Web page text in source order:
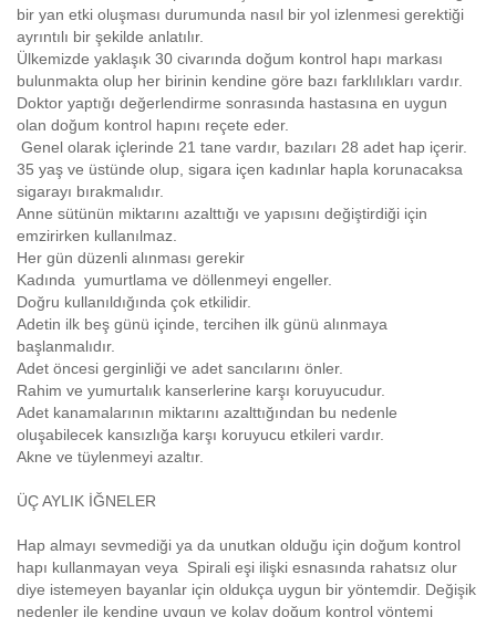
bir yan etki oluşması durumunda nasıl bir yol izlenmesi gerektiği
ayrıntılı bir şekilde anlatılır.
Ülkemizde yaklaşık 30 civarında doğum kontrol hapı markası
bulunmakta olup her birinin kendine göre bazı farklılıkları vardır.
Doktor yaptığı değerlendirme sonrasında hastasına en uygun
olan doğum kontrol hapını reçete eder.
Genel olarak içlerinde 21 tane vardır, bazıları 28 adet hap içerir.
35 yaş ve üstünde olup, sigara içen kadınlar hapla korunacaksa
sigarayı bırakmalıdır.
Anne sütünün miktarını azalttığı ve yapısını değiştirdiği için
emzirirken kullanılmaz.
Her gün düzenli alınması gerekir
Kadında yumurtlama ve döllenmeyi engeller.
Doğru kullanıldığında çok etkilidir.
Adetin ilk beş günü içinde, tercihen ilk günü alınmaya
başlanmalıdır.
Adet öncesi gerginliği ve adet sancılarını önler.
Rahim ve yumurtalık kanserlerine karşı koruyucudur.
Adet kanamalarının miktarını azalttığından bu nedenle
oluşabilecek kansızlığa karşı koruyucu etkileri vardır.
Akne ve tüylenmeyi azaltır.
ÜÇ AYLIK İĞNELER
Hap almayı sevmediği ya da unutkan olduğu için doğum kontrol
hapı kullanmayan veya Spirali eşi ilişki esnasında rahatsız olur
diye istemeyen bayanlar için oldukça uygun bir yöntemdir. Değişik
nedenler ile kendine uygun ve kolay doğum kontrol yöntemi